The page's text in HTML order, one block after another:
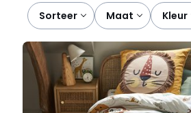
Sorteer maat kleur